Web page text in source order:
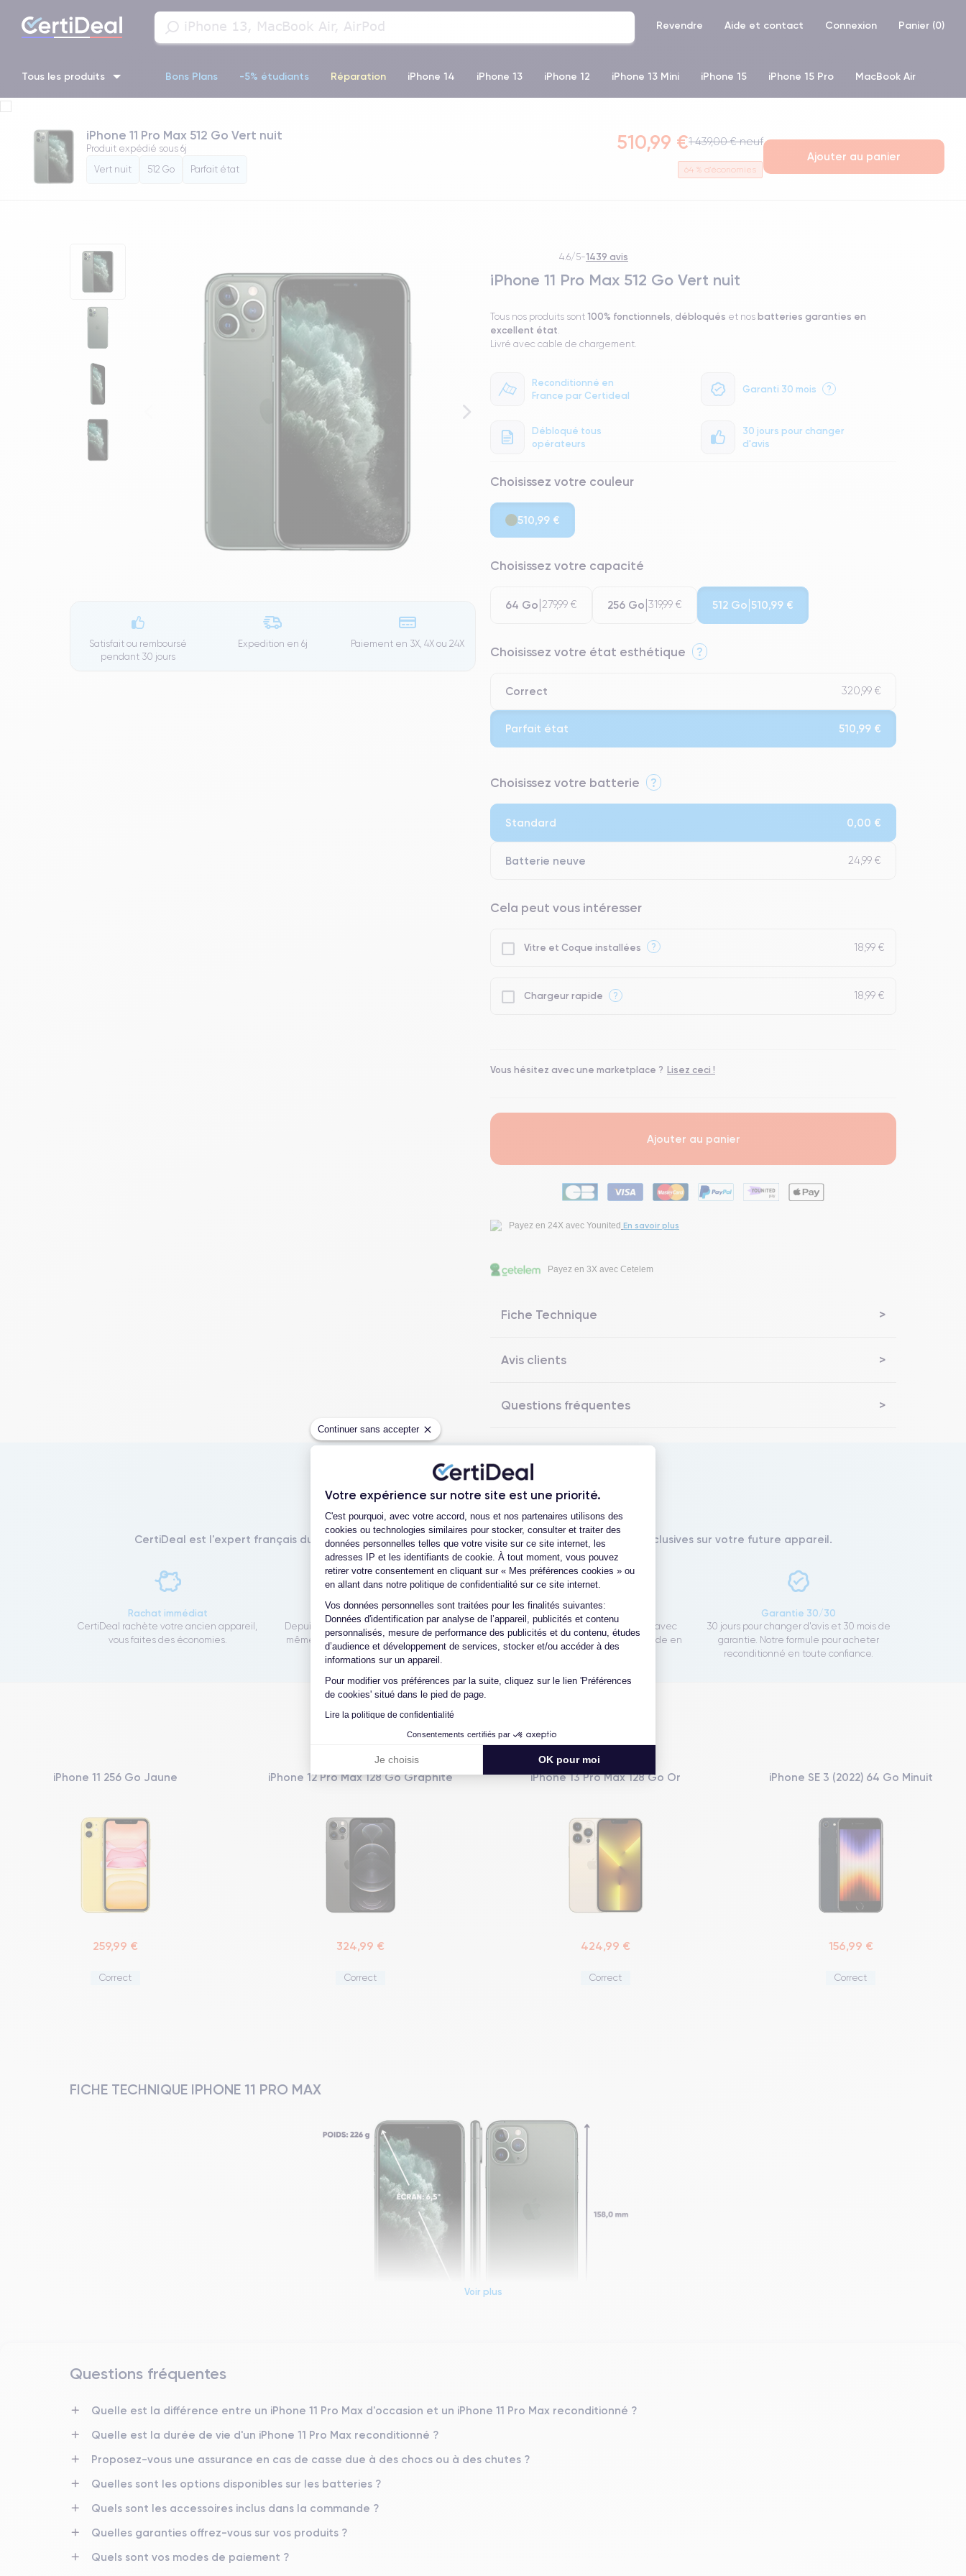
Continuer sans accepter
Votre expérience sur notre site est une priorité.
Plateforme de Gestion du Consentement : Personnalisez vos Options
C'est pourquoi, avec votre accord, nous et nos partenaires utilisons des
cookies ou technologies similaires pour stocker, consulter et traiter des
données personnelles telles que votre visite sur ce site internet, les
adresses IP et les identifiants de cookie. À tout moment, vous pouvez
retirer votre consentement en cliquant sur « Mes préférences cookies » ou
en allant dans notre politique de confidentialité sur ce site internet.
Vos données personnelles sont traitées pour les finalités suivantes:
Données d'identification par analyse de l’appareil, publicités et contenu
personnalisés, mesure de performance des publicités et du contenu, études
d’audience et développement de services, stocker et/ou accéder à des
informations sur un appareil.
Pour modifier vos préférences par la suite, cliquez sur le lien 'Préférences
de cookies' situé dans le pied de page.
Lire la politique de confidentialité
Consentements certifiés par
Je choisis OK pour moi
Axeptio consent
Revendre Aide et contact Connexion Panier (0)
Tous les produits Bons Plans -5% étudiants Réparation iPhone 14 iPhone 13 iPhone 12 iPhone 13 Mini iPhone 15 iPhone 15 Pro MacBook Air
iPhone 11 Pro iPhone 14 pro
iPhone 11 Pro Max 512 Go Vert nuit
Produit expédié sous 6j
Vert nuit
512 Go Parfait état
510,99 €1 439,00 € neuf
64 % d'économies
Ajouter au panier
Satisfait ou remboursé
pendant 30 jours
Expedition en 6j Paiement en 3X, 4X ou 24X
4.6/5-1439 avis
iPhone 11 Pro Max 512 Go Vert nuit
Tous nos produits sont 100% fonctionnels débloqués et nos batteries garanties en
excellent état
Livré avec cable de chargement.
Reconditionné en
France par Certideal
Garanti 30 mois ?
Débloqué tous
opérateurs
30 jours pour changer
d'avis
Choisissez votre couleur
510,99 €
Choisissez votre capacité
64 Go 279,99 € 256 Go 319,99 € 512 Go 510,99 €
Choisissez votre état esthétique ?
Correct 320,99 €
Parfait état 510,99 €
⭐ Premium
Choisissez votre batterie ?
Standard 0,00 €
Batterie neuve 24,99 €
Cela peut vous intéresser
Vitre et Coque installées ? 18,99 €
Chargeur rapide ? 18,99 €
Vous hésitez avec une marketplace ? Lisez ceci !
Ajouter au panier
Payez en 24X avec Younited En savoir plus
Payez en 3X avec Cetelem
Fiche Technique
Avis clients
Questions fréquentes
Les garanties CertiDeal
CertiDeal est l'expert français du reconditionné. En achetant ici, vous bénéficiez de garanties exclusives sur votre future appareil.
Rachat immédiat
CertiDeal rachète votre ancien appareil,
vous faites des économies.
L'expert du reconditionné
Depuis 10 ans, nous reconditionnons nous-
même tous nos produits pour un maximum
de qualité.
Un SAV proche et en France
Nos équipes sont en contact direct avec
notre atelier pour une résolution rapide en
Garantie 30/30
30 jours pour changer d'avis et 30 mois de
garantie. Notre formule pour acheter
reconditionné en toute confiance.
Vous aimerez aussi
iPhone 11 256 Go Jaune
259,99 €
Correct
iPhone 12 Pro Max 128 Go Graphite
324,99 €
Correct
iPhone 13 Pro Max 128 Go Or
424,99 €
Correct
iPhone SE 3 (2022) 64 Go Minuit
156,99 €
Correct
FICHE TECHNIQUE IPHONE 11 PRO MAX
10/09/2019 iOS (iOS 26)
Dimensions
Écran
RAM
Voir plus
Questions fréquentes
Quelle est la différence entre un iPhone 11 Pro Max d'occasion et un iPhone 11 Pro Max reconditionné ?
Quelle est la durée de vie d'un iPhone 11 Pro Max reconditionné ?
Proposez-vous une assurance en cas de casse due à des chocs ou à des chutes ?
Quelles sont les options disponibles sur les batteries ?
Quels sont les accessoires inclus dans la commande ?
Quelles garanties offrez-vous sur vos produits ?
Quels sont vos modes de paiement ?